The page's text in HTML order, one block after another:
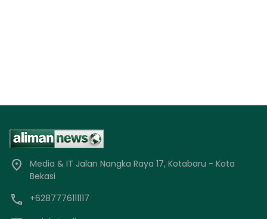
Media & IT Jalan Nangka Raya 17, Kotabaru - Kota
Bekasi
+6287776111117